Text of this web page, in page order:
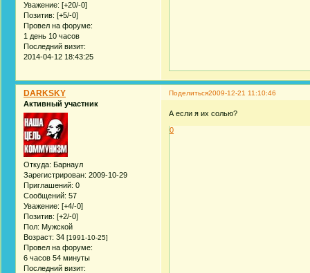
Уважение: [+20/-0]
Позитив: [+5/-0]
Провел на форуме:
1 день 10 часов
Последний визит:
2014-04-12 18:43:25
Поделиться2009-12-21 11:10:46
DARKSKY
Активный участник
Откуда: Барнаyл
Зарегистрирован: 2009-10-29
Приглашений: 0
Сообщений: 57
Уважение: [+4/-0]
Позитив: [+2/-0]
Пол: Мужской
Возраст: 34 [1991-10-25]
Провел на форуме:
6 часов 54 минуты
Последний визит:
А если я их солью?
0